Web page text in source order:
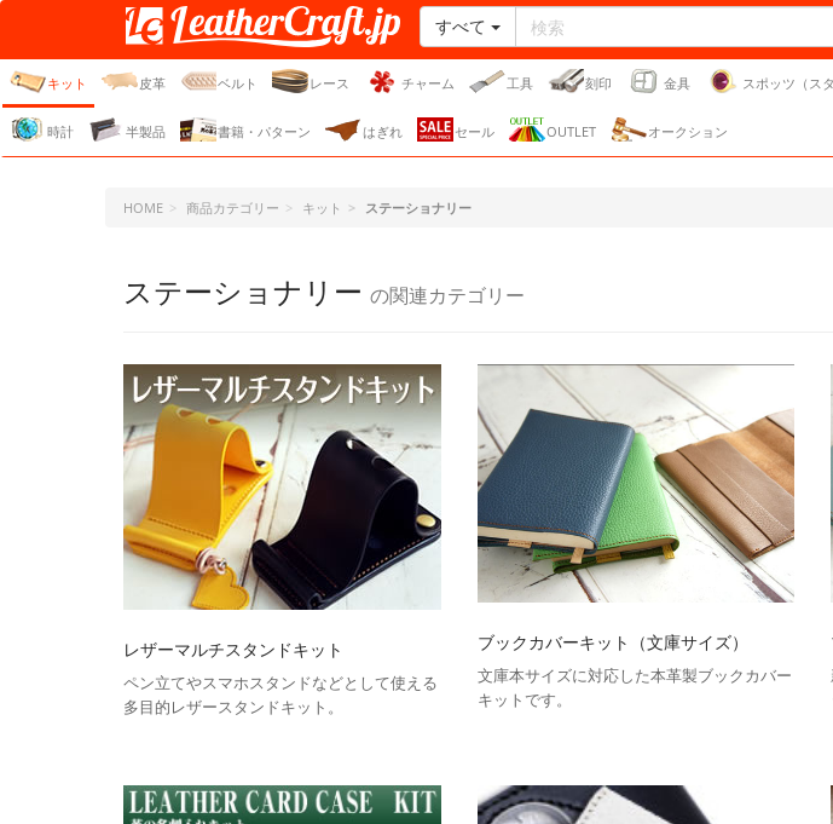
レザークラフト・ドット・
ジェーピー
すべて
キット 皮革 ベルト レース チャーム 工具 刻印 金具 スポッツ（ス
時計 半製品 書籍・パターン はぎれ セール OUTLET オークション
HOME 商品カテゴリー キット ステーショナリー
ステーショナリー の関連カテゴリー
レザーマルチスタンドキット
ペン立てやスマホスタンドなどとして使える
多目的レザースタンドキット。
ブックカバーキット（文庫サイズ）
文庫本サイズに対応した本革製ブックカバー
キットです。